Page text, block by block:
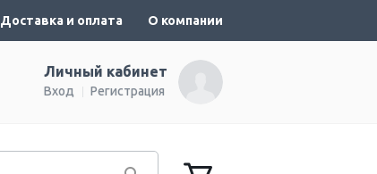
Доставка и оплата О компании
Личный кабинет
Вход Регистрация